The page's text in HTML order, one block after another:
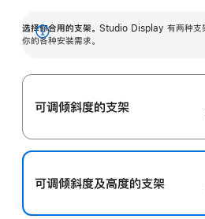
选择你合用的支架。 Studio Display 有两种支
你的各种安装需求。
展
可调倾斜度的支架
可调倾斜度及高‍度的支‍架